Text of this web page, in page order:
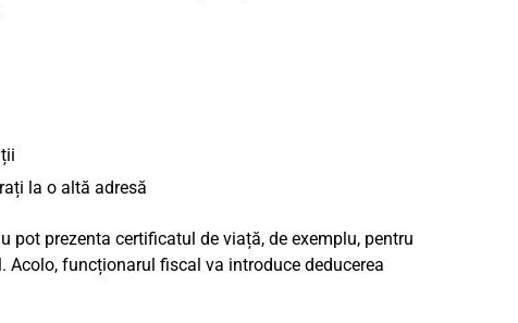
la o altă adresă
pot prezenta certificatul de viață, de exemplu, pentru
funcționarul fiscal va introduce deducerea